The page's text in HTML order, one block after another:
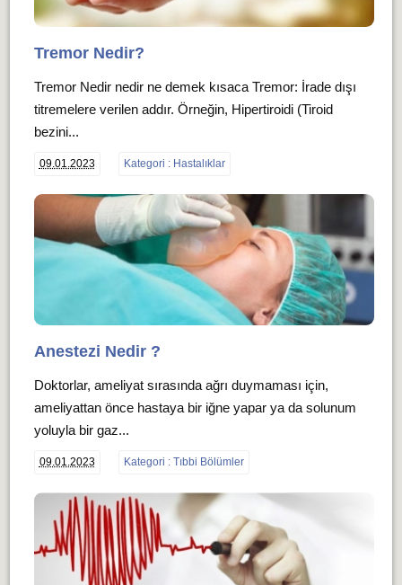
Tremor Nedir?
Tremor Nedir nedir ne demek kısaca Tremor: İrade dışı
titremelere verilen addır. Örneğin, Hipertiroidi (Tiroid
bezini...
09.01.2023 Kategori : Hastalıklar
Anestezi Nedir ?
Doktorlar, ameliyat sırasında ağrı duymaması için,
ameliyattan önce hastaya bir iğne yapar ya da solunum
yoluyla bir gaz...
09.01.2023 Kategori : Tıbbi Bölümler